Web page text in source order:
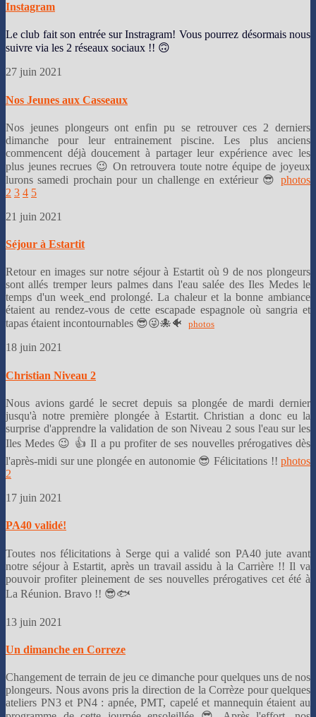
Instagram
Le club fait son entrée sur Instragram! Vous pourrez désormais nous
suivre via les 2 réseaux sociaux !! 🙃
27 juin 2021
Nos Jeunes aux Casseaux
Nos jeunes plongeurs ont enfin pu se retrouver ces 2 derniers
dimanche pour leur entrainement piscine. Les plus anciens
commencent déjà doucement à partager leur expérience avec les
plus jeunes recrues 😉 On retrouvera toute notre équipe de joyeux
lurons samedi prochain pour un challenge en extérieur 😎 photos
2 3 4 5
21 juin 2021
Séjour à Estartit
Retour en images sur notre séjour à Estartit où 9 de nos plongeurs
sont allés tremper leurs palmes dans l'eau salée des Iles Medes le
temps d'un week_end prolongé. La chaleur et la bonne ambiance
étaient au rendez-vous de cette escapade espagnole où sangria et
tapas étaient incontournables 😎😜🐙🐠 photos
18 juin 2021
Christian Niveau 2
Nous avions gardé le secret depuis sa plongée de mardi dernier
jusqu'à notre première plongée à Estartit. Christian a donc eu la
surprise d'apprendre la validation de son Niveau 2 sous l'eau sur les
Iles Medes 😉 👍 Il a pu profiter de ses nouvelles prérogatives dès
l'après-midi sur une plongée en autonomie 😎 Félicitations !! photos
2
17 juin 2021
PA40 validé!
Toutes nos félicitations à Serge qui a validé son PA40 jute avant
notre séjour à Estartit, après un travail assidu à la Carrière !! Il va
pouvoir profiter pleinement de ses nouvelles prérogatives cet été à
La Réunion. Bravo !! 😎🐟
13 juin 2021
Un dimanche en Correze
Changement de terrain de jeu ce dimanche pour quelques uns de nos
plongeurs. Nous avons pris la direction de la Corrèze pour quelques
ateliers PN3 et PN4 : apnée, PMT, capelé et mannequin étaient au